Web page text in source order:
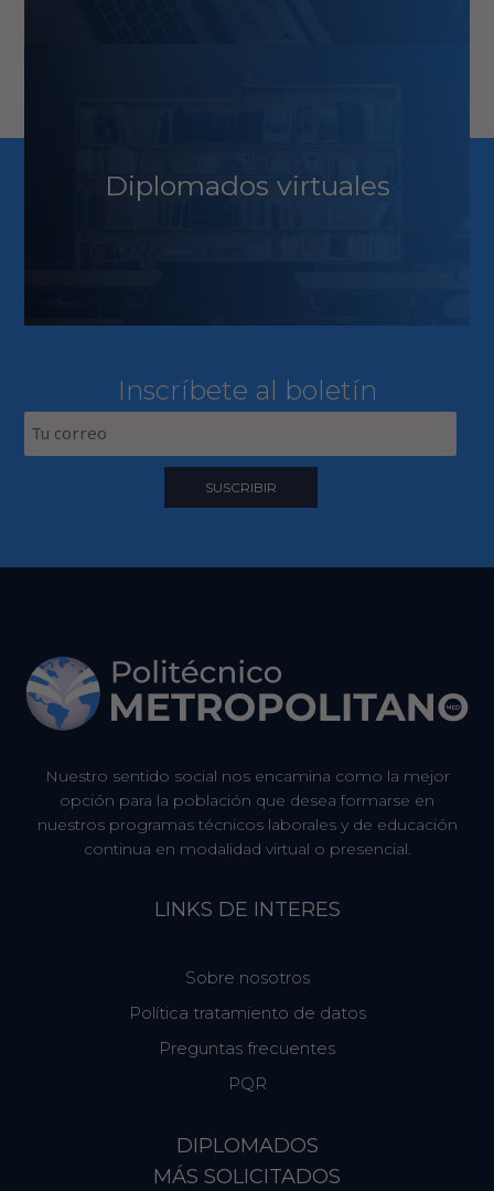
Diplomados virtuales
Inscríbete al boletín
Nuestro sentido social nos encamina como la mejor
opción para la población que desea formarse en
nuestros programas técnicos laborales y de educación
continua en modalidad virtual o presencial.
LINKS DE INTERES
Sobre nosotros
Política tratamiento de datos
Preguntas frecuentes
PQR
DIPLOMADOS
MÁS SOLICITADOS